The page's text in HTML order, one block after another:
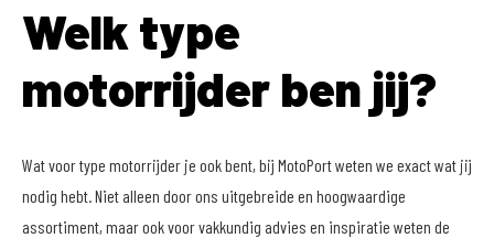
Welk type
motorrijder ben jij?
Wat voor type motorrijder je ook bent, bij MotoPort weten we exact wat jij
nodig hebt. Niet alleen door ons uitgebreide en hoogwaardige
assortiment, maar ook voor vakkundig advies en inspiratie weten de